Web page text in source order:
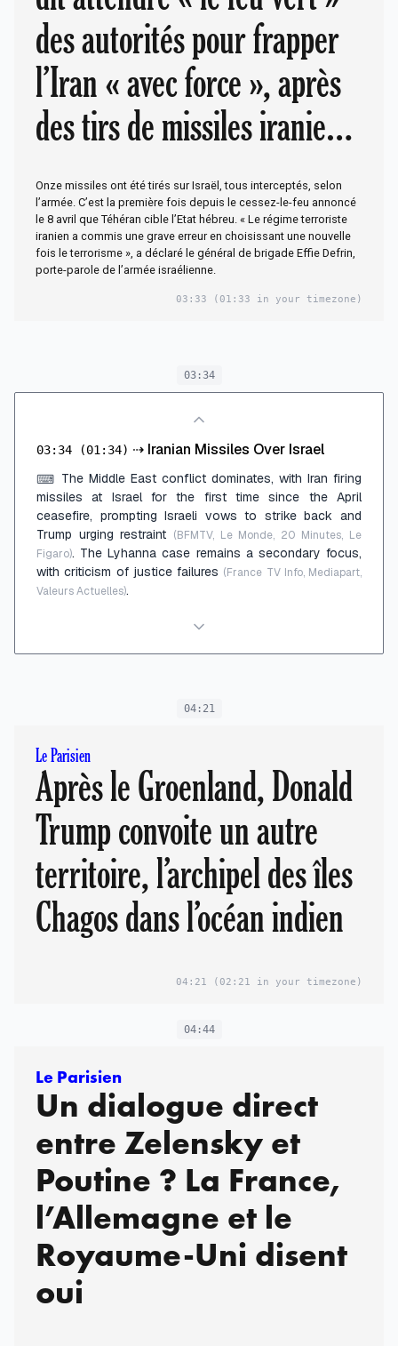
des autorités pour frapper
l’Iran « avec force », après
des tirs de missiles iraniens
sur l’Etat hébreu
Onze missiles ont été tirés sur Israël, tous interceptés, selon
l’armée. C’est la première fois depuis le cessez-le-feu annoncé
le 8 avril que Téhéran cible l’Etat hébreu. « Le régime terroriste
iranien a commis une grave erreur en choisissant une nouvelle
fois le terrorisme », a déclaré le général de brigade Effie Defrin,
porte-parole de l’armée israélienne.
03:33 (01:33 in your timezone)
03:34
03:34 (01:34) ⇢ Iranian Missiles Over Israel
⌨ The Middle East conflict dominates, with Iran firing
missiles at Israel for the first time since the April
ceasefire, prompting Israeli vows to strike back and
Trump urging restraint (BFMTV, Le Monde, 20 Minutes, Le
Figaro). The Lyhanna case remains a secondary focus,
with criticism of justice failures (France TV Info, Mediapart,
Valeurs Actuelles).
04:21
Le Parisien
Après le Groenland, Donald
Trump convoite un autre
territoire, l’archipel des îles
Chagos dans l’océan indien
04:21 (02:21 in your timezone)
04:44
Le Parisien
Un dialogue direct
entre Zelensky et
Poutine ? La France,
l’Allemagne et le
Royaume-Uni disent
oui